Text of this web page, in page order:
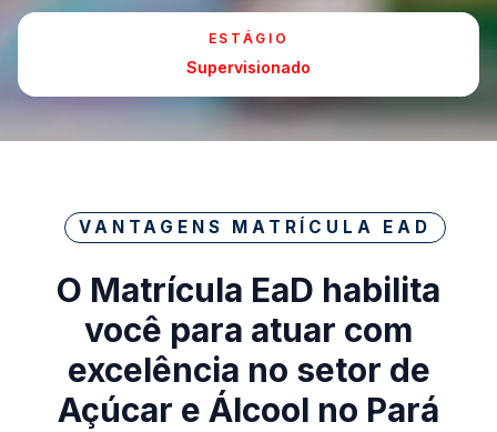
ESTÁGIO
Supervisionado
VANTAGENS MATRÍCULA EAD
O Matrícula EaD habilita
você para atuar com
excelência no setor de
Açúcar e Álcool no Pará